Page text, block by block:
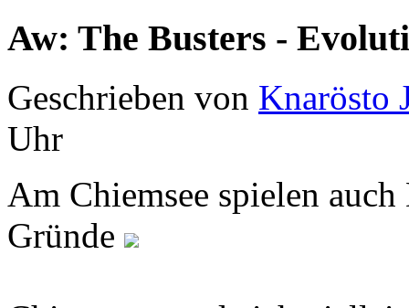
Aw: The Busters -
Geschrieben von Knarösto
Uhr
Am Chiemsee spielen
Gründe